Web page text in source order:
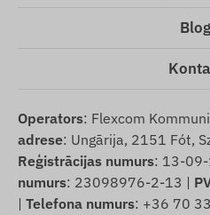
Operators: Flexcom
adrese: Ungārija, 2151 Fót,
Reģistrācijas numurs: 13-
numurs: 23098976-2-13 |
| Telefona numurs: +36 70